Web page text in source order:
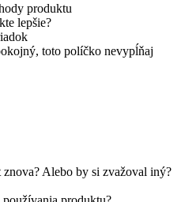
produktu
lepšie?
toto políčko nevypĺňaj
Alebo by si zvažoval iný?